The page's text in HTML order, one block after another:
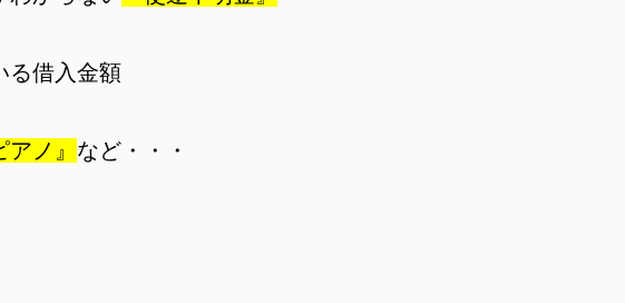
る借入金額
アノ』 など・・・